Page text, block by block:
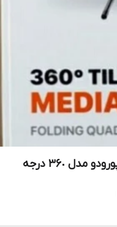
پایه نگهدارنده و مونوپاد موبایل پورودو مدل ٣۶٠ درجه